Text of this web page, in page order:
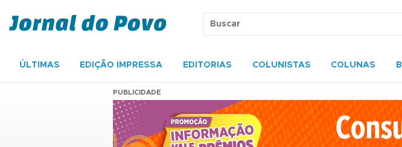
ÚLTIMAS EDIÇÃO IMPRESSA EDITORIAS COLUNISTAS COLUNAS
PUBLICIDADE